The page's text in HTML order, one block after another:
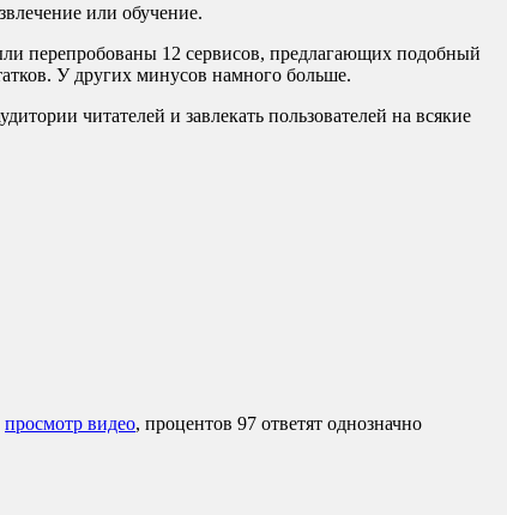
или обучение.
перепробованы 12 сервисов, предлагающих подобный
У других минусов намного больше.
читателей и завлекать пользователей на всякие
просмотр видео, процентов 97 ответят однозначно